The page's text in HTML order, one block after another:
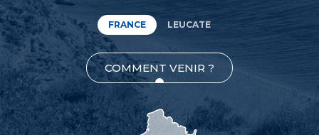
FRANCE LEUCATE
COMMENT VENIR ?